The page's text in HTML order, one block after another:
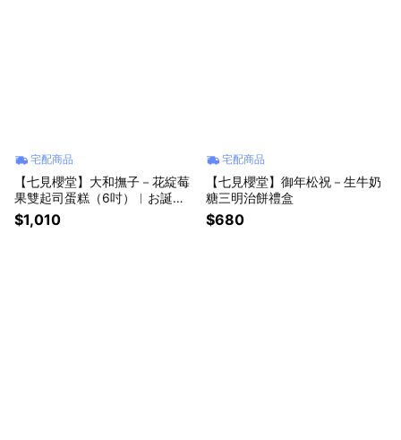
宅配商品
【七見櫻堂】大和撫子－花綻莓
果雙起司蛋糕（6吋）︱お誕生
日おめでとう、生日蛋糕
$1,010
宅配商品
【七見櫻堂】御年松祝－生牛奶
糖三明治餅禮盒
$680